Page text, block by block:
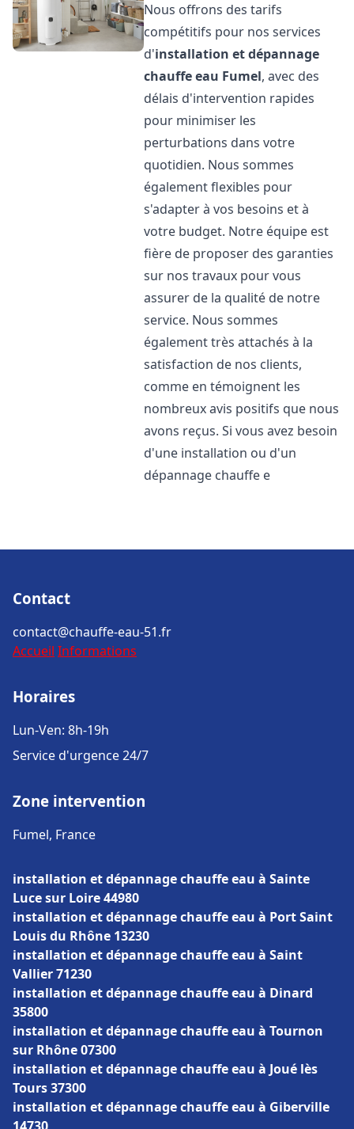
Nous offrons des tarifs
compétitifs pour nos services
d'installation et dépannage
chauffe eau Fumel, avec des
délais d'intervention rapides
pour minimiser les
perturbations dans votre
quotidien. Nous sommes
également flexibles pour
s'adapter à vos besoins et à
votre budget. Notre équipe est
fière de proposer des garanties
sur nos travaux pour vous
assurer de la qualité de notre
service. Nous sommes
également très attachés à la
satisfaction de nos clients,
comme en témoignent les
nombreux avis positifs que nous
avons reçus. Si vous avez besoin
d'une installation ou d'un
dépannage chauffe e
Contact
contact@chauffe-eau-51.fr
Accueil Informations
Horaires
Lun-Ven: 8h-19h
Service d'urgence 24/7
Zone intervention
Fumel, France
installation et dépannage chauffe eau à Sainte
Luce sur Loire 44980
installation et dépannage chauffe eau à Port Saint
Louis du Rhône 13230
installation et dépannage chauffe eau à Saint
Vallier 71230
installation et dépannage chauffe eau à Dinard
35800
installation et dépannage chauffe eau à Tournon
sur Rhône 07300
installation et dépannage chauffe eau à Joué lès
Tours 37300
installation et dépannage chauffe eau à Giberville